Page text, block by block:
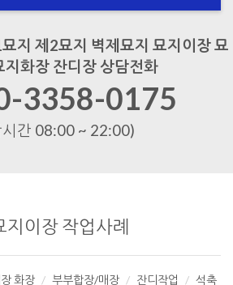
지 제2묘지 벽제묘지 묘지이장 묘
지화장 잔디장 상담전화
3358-0175
시간 08:00 ~ 22:00)
이장 작업사례
화장 부부합장/매장 잔디작업
석축